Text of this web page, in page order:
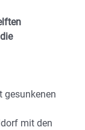
gesunkenen
mit den